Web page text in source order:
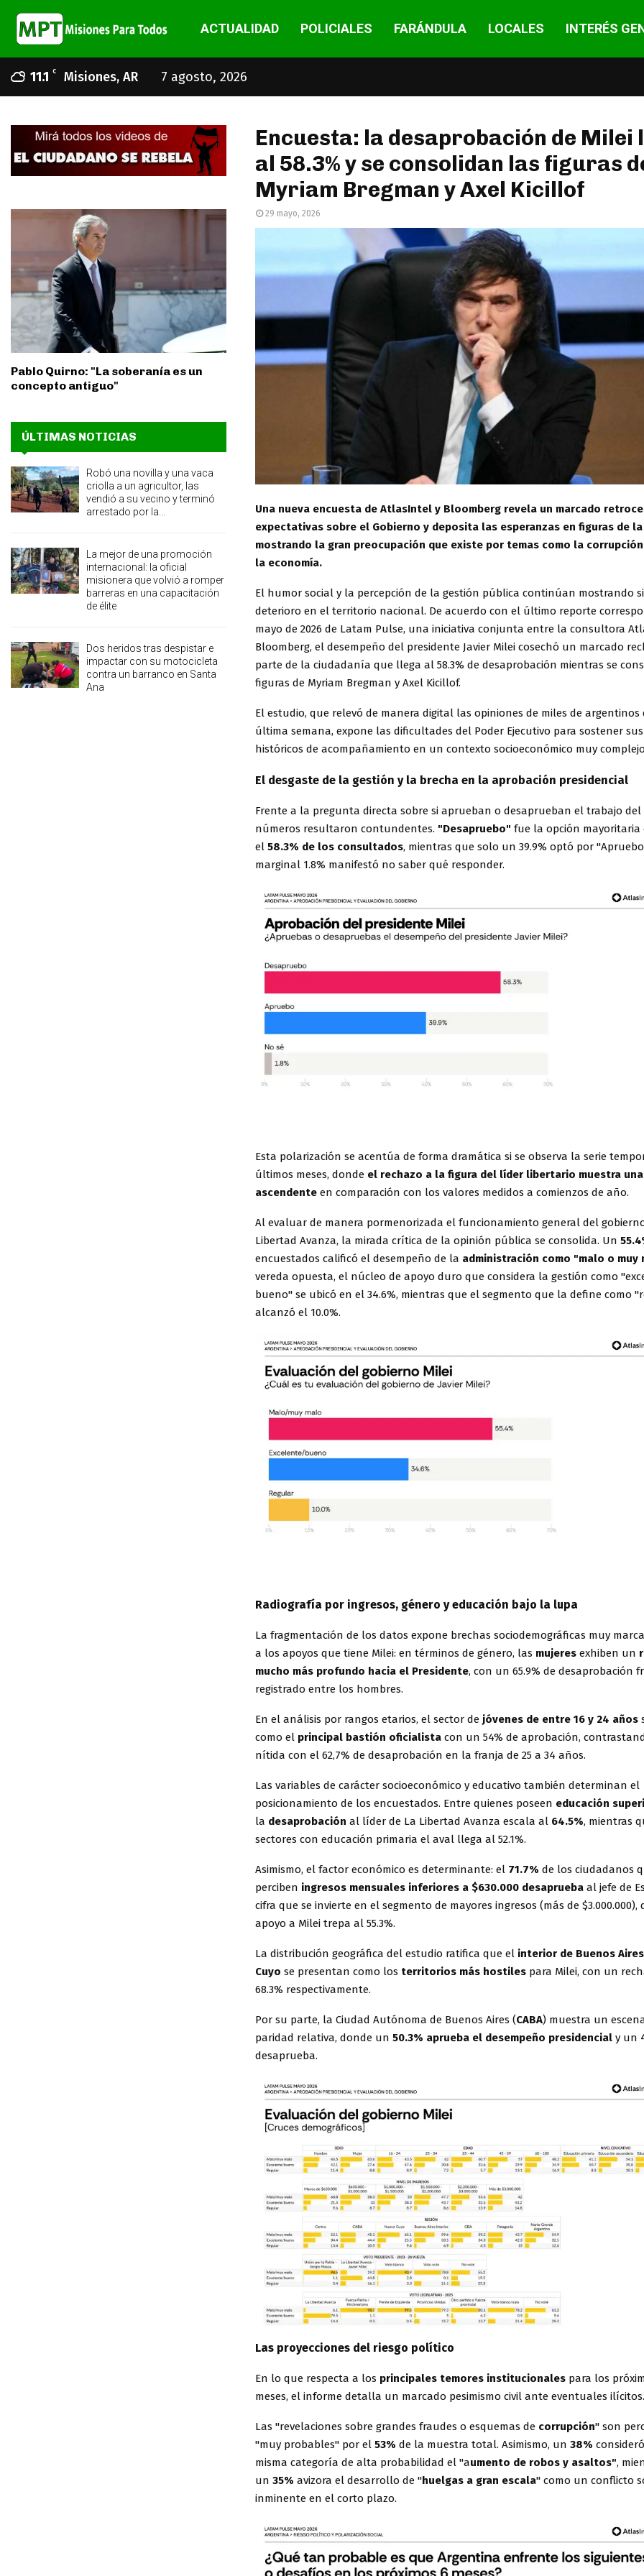
ACTUALIDAD POLICIALES FARÁNDULA LOCALES INTERÉS
11.1 C Misiones, AR 7 agosto, 2026
Encuesta: la desaprobación de Milei
al 58.3% y se consolidan las figuras
Myriam Bregman y Axel Kicillof
29 mayo, 2026
Una nueva encuesta de AtlasIntel y Bloomberg revela un marcado
expectativas sobre el Gobierno y deposita las esperanzas en figuras de
mostrando la gran preocupación que existe por temas como la
la economía.
El humor social y la percepción de la gestión pública continúan mostrando
deterioro en el territorio nacional. De acuerdo con el último reporte
mayo de 2026 de Latam Pulse, una iniciativa conjunta entre la consultora
Bloomberg, el desempeño del presidente Javier Milei cosechó un marcado
parte de la ciudadanía que llega al 58.3% de desaprobación mientras se
figuras de Myriam Bregman y Axel Kicillof.
El estudio, que relevó de manera digital las opiniones de miles de
última semana, expone las dificultades del Poder Ejecutivo para sostener
históricos de acompañamiento en un contexto socioeconómico muy
El desgaste de la gestión y la brecha en la aprobación presidencial
Frente a la pregunta directa sobre si aprueban o desaprueban el trabajo del
números resultaron contundentes. "Desapruebo" fue la opción mayoritaria
el 58.3% de los consultados, mientras que solo un 39.9% optó por
marginal 1.8% manifestó no saber qué responder.
Esta polarización se acentúa de forma dramática si se observa la serie
últimos meses, donde el rechazo a la figura del líder libertario muestra
ascendente en comparación con los valores medidos a comienzos de año.
Al evaluar de manera pormenorizada el funcionamiento general del
Libertad Avanza, la mirada crítica de la opinión pública se consolida. Un
encuestados calificó el desempeño de la administración como "malo o muy
vereda opuesta, el núcleo de apoyo duro que considera la gestión como
bueno" se ubicó en el 34.6%, mientras que el segmento que la define como
alcanzó el 10.0%.
Radiografía por ingresos, género y educación bajo la lupa
La fragmentación de los datos expone brechas sociodemográficas muy
a los apoyos que tiene Milei: en términos de género, las mujeres exhiben un
mucho más profundo hacia el Presidente, con un 65.9% de desaprobación
registrado entre los hombres.
En el análisis por rangos etarios, el sector de jóvenes de entre 16 y 24 años
como el principal bastión oficialista con un 54% de aprobación,
nítida con el 62,7% de desaprobación en la franja de 25 a 34 años.
Las variables de carácter socioeconómico y educativo también determinan el
posicionamiento de los encuestados. Entre quienes poseen educación
la desaprobación al líder de La Libertad Avanza escala al 64.5%, mientras
sectores con educación primaria el aval llega al 52.1%.
Asimismo, el factor económico es determinante: el 71.7% de los ciudadanos
perciben ingresos mensuales inferiores a $630.000 desaprueba al jefe de
cifra que se invierte en el segmento de mayores ingresos (más de $3.000.000),
apoyo a Milei trepa al 55.3%.
La distribución geográfica del estudio ratifica que el interior de Buenos Aires
Cuyo se presentan como los territorios más hostiles para Milei, con un
68.3% respectivamente.
Por su parte, la Ciudad Autónoma de Buenos Aires (CABA) muestra un
paridad relativa, donde un 50.3% aprueba el desempeño presidencial y un
desaprueba.
Las proyecciones del riesgo político
En lo que respecta a los principales temores institucionales para los
meses, el informe detalla un marcado pesimismo civil ante eventuales ilícitos.
Las "revelaciones sobre grandes fraudes o esquemas de corrupción" son
"muy probables" por el 53% de la muestra total. Asimismo, un 38%
misma categoría de alta probabilidad el "aumento de robos y asaltos",
un 35% avizora el desarrollo de "huelgas a gran escala" como un conflicto
inminente en el corto plazo.
Pablo Quirno: "La soberanía es un
concepto antiguo"
ÚLTIMAS NOTICIAS
Robó una novilla y una vaca
criolla a un agricultor, las
vendió a su vecino y terminó
arrestado por la...
La mejor de una promoción
internacional: la oficial
misionera que volvió a romper
barreras en una capacitación
de élite
Dos heridos tras despistar e
impactar con su motocicleta
contra un barranco en Santa
Ana